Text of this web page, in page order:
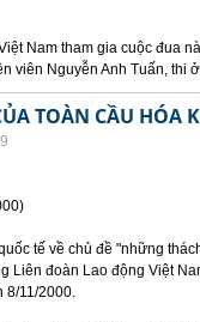
Nam tham gia cuộc đua
viên Nguyễn Anh Tuấn, thi
TOÀN CẦU HÓA
tế về chủ đề "những
Liên đoàn Lao động Việt
8/11/2000.